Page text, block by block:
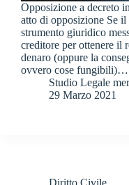
Opposizione a decreto
atto di opposizione Se
strumento giuridico
creditore per ottenere il
denaro (oppure la
ovvero cose fungibili)…
Studio Legale
29 Marzo 2021
Diritto Civile